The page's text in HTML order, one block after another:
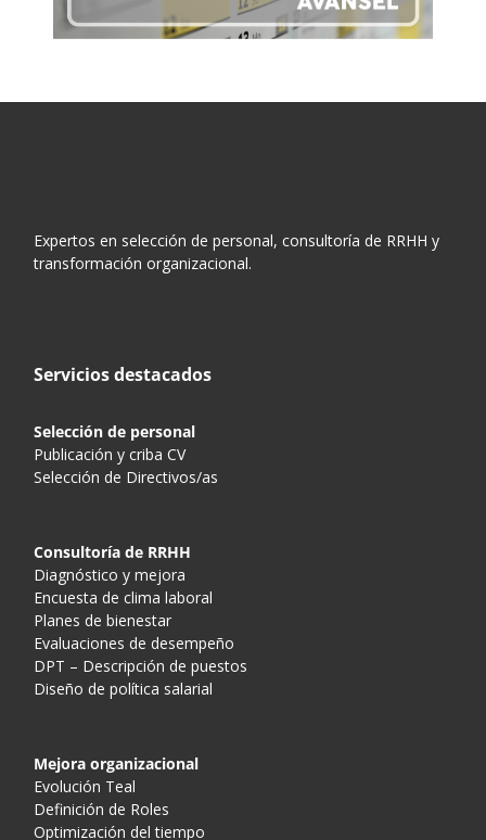
Expertos en selección de personal, consultoría de RRHH y
transformación organizacional.
Servicios destacados
Selección de personal
Publicación y criba CV
Selección de Directivos/as
Consultoría de RRHH
Diagnóstico y mejora
Encuesta de clima laboral
Planes de bienestar
Evaluaciones de desempeño
DPT – Descripción de puestos
Diseño de política salarial
Mejora organizacional
Evolución Teal
Definición de Roles
Optimización del tiempo